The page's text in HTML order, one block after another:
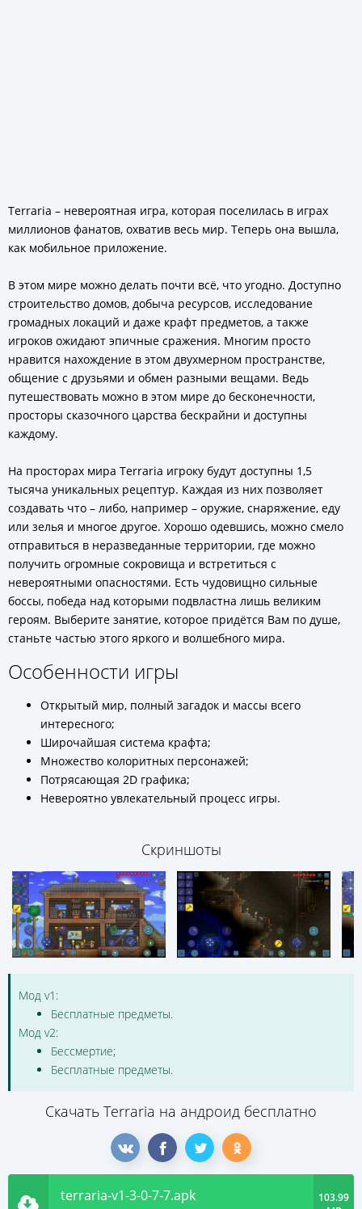
Terraria – невероятная игра, которая поселилась в играх
миллионов фанатов, охватив весь мир. Теперь она вышла,
как мобильное приложение.
В этом мире можно делать почти всё, что угодно. Доступно
строительство домов, добыча ресурсов, исследование
громадных локаций и даже крафт предметов, а также
игроков ожидают эпичные сражения. Многим просто
нравится нахождение в этом двухмерном пространстве,
общение с друзьями и обмен разными вещами. Ведь
путешествовать можно в этом мире до бесконечности,
просторы сказочного царства бескрайни и доступны
каждому.
На просторах мира Terraria игроку будут доступны 1,5
тысяча уникальных рецептур. Каждая из них позволяет
создавать что – либо, например – оружие, снаряжение, еду
или зелья и многое другое. Хорошо одевшись, можно смело
отправиться в неразведанные территории, где можно
получить огромные сокровища и встретиться с
невероятными опасностями. Есть чудовищно сильные
боссы, победа над которыми подвластна лишь великим
героям. Выберите занятие, которое придётся Вам по душе,
станьте частью этого яркого и волшебного мира.
Особенности игры
Открытый мир, полный загадок и массы всего
интересного;
Широчайшая система крафта;
Множество колоритных персонажей;
Потрясающая 2D графика;
Невероятно увлекательный процесс игры.
Скриншоты
Мод v1:
Бесплатные предметы.
Мод v2:
Бессмертие;
Бесплатные предметы.
Скачать Terraria на андроид бесплатно
terraria-v1-3-0-7-7.apk
103.99